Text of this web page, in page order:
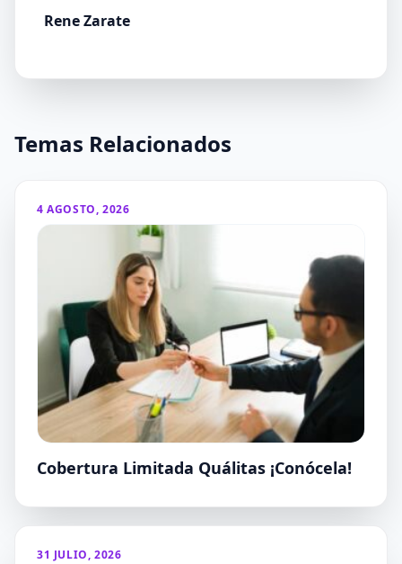
Rene Zarate
Temas Relacionados
4 AGOSTO, 2026
Cobertura Limitada Quálitas ¡Conócela!
31 JULIO, 2026